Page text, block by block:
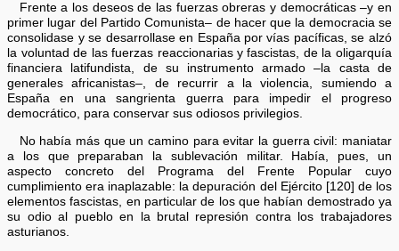
Frente a los deseos de las fuerzas obreras y democráticas –y en
primer lugar del Partido Comunista– de hacer que la democracia se
consolidase y se desarrollase en España por vías pacíficas, se alzó
la voluntad de las fuerzas reaccionarias y fascistas, de la oligarquía
financiera latifundista, de su instrumento armado –la casta de
generales africanistas–, de recurrir a la violencia, sumiendo a
España en una sangrienta guerra para impedir el progreso
democrático, para conservar sus odiosos privilegios.
No había más que un camino para evitar la guerra civil: maniatar
a los que preparaban la sublevación militar. Había, pues, un
aspecto concreto del Programa del Frente Popular cuyo
cumplimiento era inaplazable: la depuración del Ejército [120] de los
elementos fascistas, en particular de los que habían demostrado ya
su odio al pueblo en la brutal represión contra los trabajadores
asturianos.